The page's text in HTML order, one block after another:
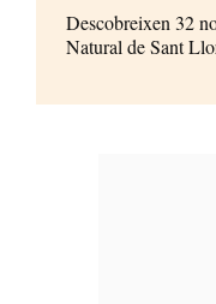
Descobreixen 32
Natural de Sant